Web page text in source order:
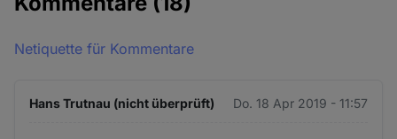
Netiquette für Kommentare
Hans Trutnau (nicht überprüft) Do. 18 Apr 2019 - 11:57